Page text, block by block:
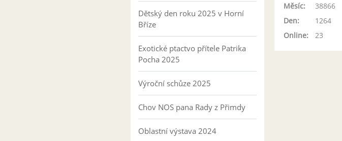
Dětský den roku 2025 v Horní
Bříze
Exotické ptactvo přítele Patrika
Pocha 2025
Výroční schůze 2025
Chov NOS pana Rady z Přimdy
Oblastní výstava 2024
Online: 23
Měsíc:
38866
Den:
1264